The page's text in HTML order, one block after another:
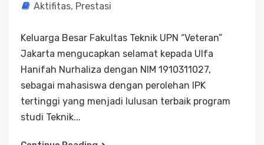
Aktifitas, Prestasi
Keluarga Besar Fakultas Teknik UPN “Veteran”
Jakarta mengucapkan selamat kepada Ulfa
Hanifah Nurhaliza dengan NIM 1910311027,
sebagai mahasiswa dengan perolehan IPK
tertinggi yang menjadi lulusan terbaik program
studi Teknik...